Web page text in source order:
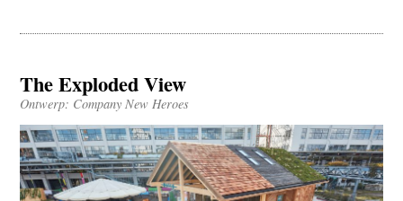
The Exploded View
Ontwerp: Company New Heroes